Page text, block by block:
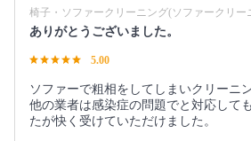
椅子・ソファークリーニング(ソファークリー
ありがとうございました。
5.00
ソファーで粗相をしてしまいクリーニ
他の業者は感染症の問題でと対応して
たが快く受けていただけました。